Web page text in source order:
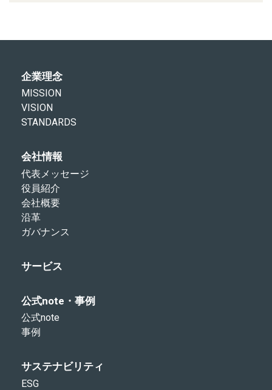
企業理念
MISSION
VISION
STANDARDS
会社情報
代表メッセージ
役員紹介
会社概要
沿革
ガバナンス
サービス
公式note・事例
公式note
事例
サステナビリティ
ESG